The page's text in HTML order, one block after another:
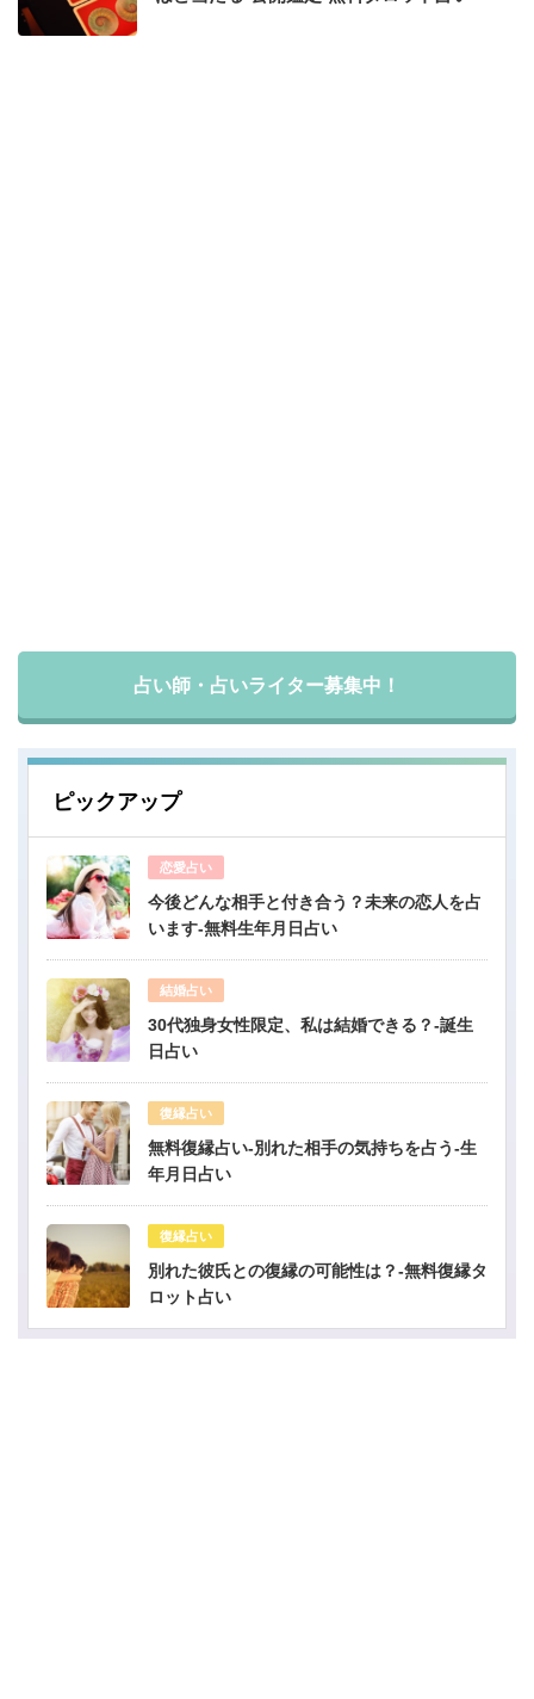
占い師・占いライター募集中！
ピックアップ
恋愛占い
今後どんな相手と付き合う？未来の恋人を占
います-無料生年月日占い
結婚占い
30代独身女性限定、私は結婚できる？-誕生
日占い
復縁占い
無料復縁占い-別れた相手の気持ちを占う-生
年月日占い
復縁占い
別れた彼氏との復縁の可能性は？-無料復縁タ
ロット占い